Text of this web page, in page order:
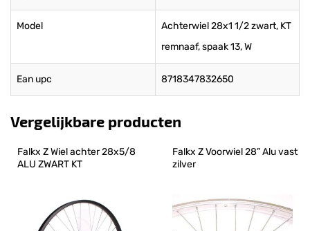
Model
Achterwiel 28x1 1/2 zwart, KT
remnaaf, spaak 13, W
Ean upc 8718347832650
Vergelijkbare producten
Falkx Z Wiel achter 28x5/8
ALU ZWART KT
Falkx Z Voorwiel 28” Alu vast
zilver